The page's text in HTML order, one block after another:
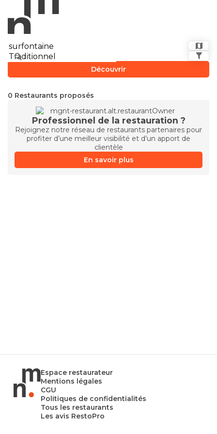
Découvrir
0 Restaurants proposés
Professionnel de la restauration ?
Rejoignez notre réseau de restaurants partenaires pour
profiter d’une meilleur visibilité et d’un apport de
clientèle
En savoir plus
Espace restaurateur
Mentions légales
CGU
Politiques de confidentialités
Tous les restaurants
Les avis RestoPro